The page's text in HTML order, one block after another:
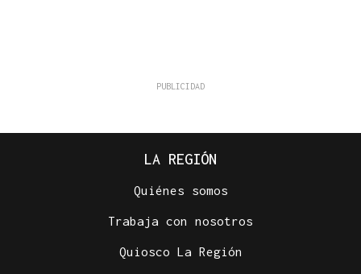
LA REGIÓN
Quiénes somos
Trabaja con nosotros
Quiosco La Región